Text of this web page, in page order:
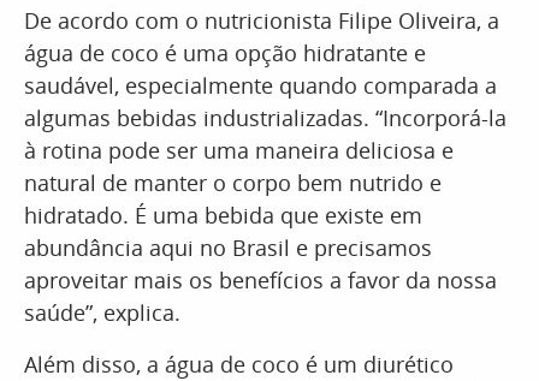
De acordo com o nutricionista Filipe Oliveira, a
água de coco é uma opção hidratante e
saudável, especialmente quando comparada a
algumas bebidas industrializadas. “Incorporá-la
à rotina pode ser uma maneira deliciosa e
natural de manter o corpo bem nutrido e
hidratado. É uma bebida que existe em
abundância aqui no Brasil e precisamos
aproveitar mais os benefícios a favor da nossa
saúde”, explica.
Além disso, a água de coco é um diurético